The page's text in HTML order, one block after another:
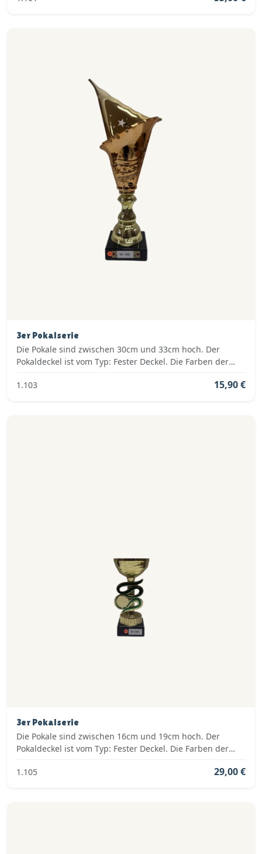
3er Pokalserie
Die Pokale sind zwischen 30cm und 33cm hoch. Der
Pokaldeckel ist vom Typ: Fester Deckel. Die Farben der
1.103
15,90 €
3er Pokalserie
Die Pokale sind zwischen 16cm und 19cm hoch. Der
Pokaldeckel ist vom Typ: Fester Deckel. Die Farben der
1.105
29,00 €